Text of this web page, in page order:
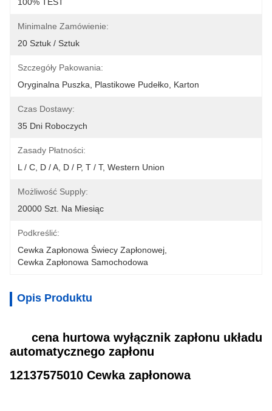
Minimalne Zamówienie:
20 Sztuk / Sztuk
Szczegóły Pakowania:
Oryginalna Puszka, Plastikowe Pudełko, Karton
Czas Dostawy:
35 Dni Roboczych
Zasady Płatności:
L / C, D / A, D / P, T / T, Western Union
Możliwość Supply:
20000 Szt. Na Miesiąc
Podkreślić:
Cewka Zapłonowa Świecy Zapłonowej
Cewka Zapłonowa Samochodowa
Opis Produktu
cena hurtowa wyłącznik zapłonu układu
automatycznego zapłonu
12137575010 Cewka zapłonowa